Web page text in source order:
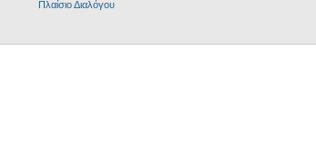
Πλαίσιο Διαλόγου